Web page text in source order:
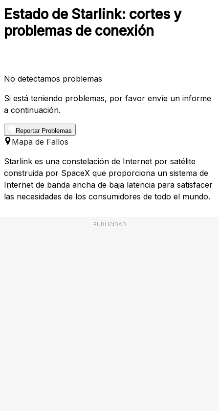
Estado de Starlink: cortes y
problemas de conexión
No detectamos problemas
Si está teniendo problemas, por favor envíe un informe
a continuación.
Reportar Problemas
Mapa de Fallos
Starlink es una constelación de Internet por satélite
construida por SpaceX que proporciona un sistema de
Internet de banda ancha de baja latencia para satisfacer
las necesidades de los consumidores de todo el mundo.
PUBLICIDAD